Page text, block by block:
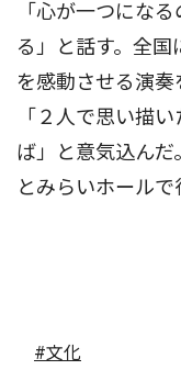
「心が一つにな
る」と話す。全
を感動させる演
「２人で思い描
ば」と意気込ん
とみらいホールで
#文化